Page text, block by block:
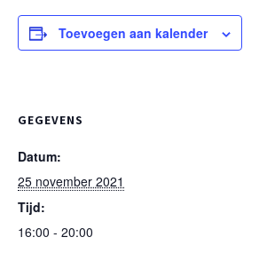
Toevoegen aan kalender
GEGEVENS
Datum:
25 november 2021
Tijd:
16:00 - 20:00